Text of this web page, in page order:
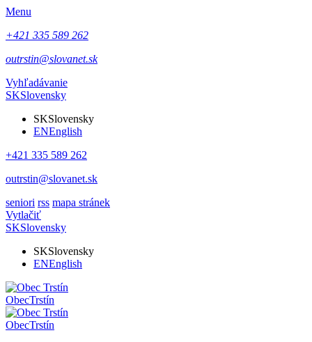
Menu
+421 335 589 262
outrstin@slovanet.sk
Vyhľadávanie
SKSlovensky
SKSlovensky
ENEnglish
+421 335 589 262
outrstin@slovanet.sk
seniori rss mapa stránek
Vytlačiť
SKSlovensky
SKSlovensky
ENEnglish
ObecTrstín
ObecTrstín